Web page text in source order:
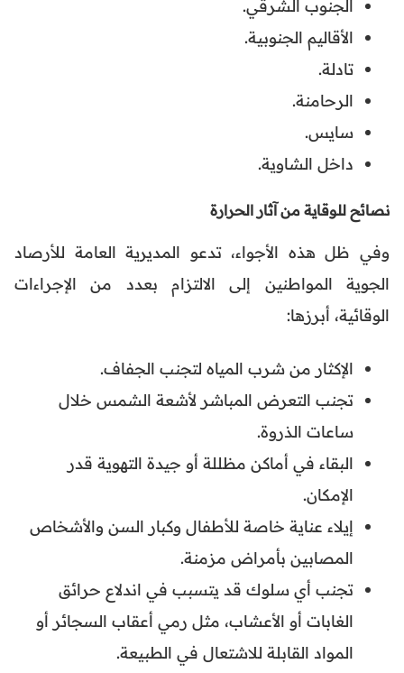
الجنوب الشرقي.
الأقاليم الجنوبية.
تادلة.
الرحامنة.
سايس.
داخل الشاوية.
نصائح للوقاية من آثار الحرارة
وفي ظل هذه الأجواء، تدعو المديرية العامة للأرصاد
الجوية المواطنين إلى الالتزام بعدد من الإجراءات
الوقائية، أبرزها:
الإكثار من شرب المياه لتجنب الجفاف.
تجنب التعرض المباشر لأشعة الشمس خلال
ساعات الذروة.
البقاء في أماكن مظللة أو جيدة التهوية قدر
الإمكان.
إيلاء عناية خاصة للأطفال وكبار السن والأشخاص
المصابين بأمراض مزمنة.
تجنب أي سلوك قد يتسبب في اندلاع حرائق
الغابات أو الأعشاب، مثل رمي أعقاب السجائر أو
المواد القابلة للاشتعال في الطبيعة.